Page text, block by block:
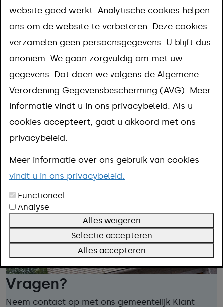
Ambtelijke organisatie
Ambtelijke
organisatie
Vragen?
Neem contact op met ons gemeentelijk Klant
website goed werkt. Analytische cookies helpen
ons om de website te verbeteren. Deze cookies
verzamelen geen persoonsgegevens. U blijft dus
anoniem. We gaan zorgvuldig om met uw
gegevens. Dat doen we volgens de Algemene
Verordening Gegevensbescherming (AVG). Meer
informatie vindt u in ons privacybeleid. Als u
cookies accepteert, gaat u akkoord met ons
privacybeleid.
Meer informatie over ons gebruik van cookies
vindt u in ons privacybeleid.
Functioneel
Analyse
Alles weigeren
Selectie accepteren
Alles accepteren